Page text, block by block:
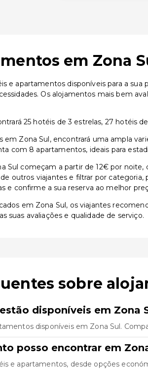
em Zona
e apartamentos disponíveis para a
Os alojamentos mais bem
25 hotéis de 3 estrelas, 27 hotéis
Zona Sul, encontrará uma ampla
com 8 apartamentos, ideais para
Sul começam a partir de 12€ por
outros viajantes e filtrar por
e confirme a sua reserva ao melhor
em Zona Sul, os viajantes
suas avaliações e qualidade de serviço.
sobre
disponíveis em Zona
disponíveis em Zona Sul.
posso encontrar em
e apartamentos, desde opções